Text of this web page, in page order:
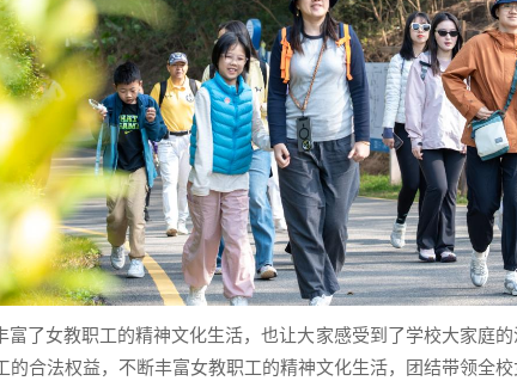
富了女教职工的精神文化生活，也让大家感受到了学校大家庭
合法权益，不断丰富女教职工的精神文化生活，团结带领全